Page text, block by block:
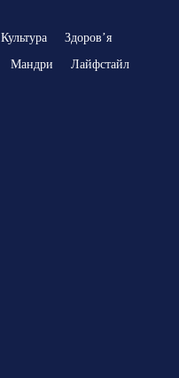
Культура
Здоровʼя
Мандри
Лайфстайл